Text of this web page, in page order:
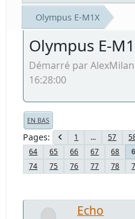
Olympus E-M1X
Olympus E-
Démarré par
16:28:00
EN BAS
Pages 1 ... 57
64
65 66 67 68
74
75 76 77 78
Echo